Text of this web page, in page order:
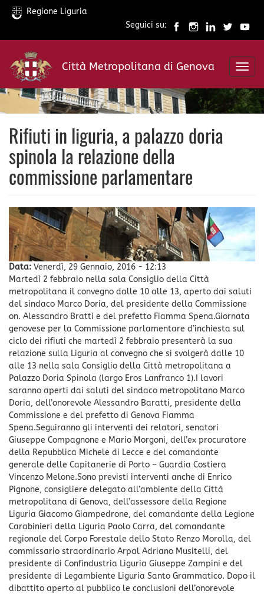
Salta
contenuto
principale
Regione Liguria
Seguici su:
Città Metropolitana di Genova
Rifiuti in liguria, a palazzo doria
spinola la relazione della
commissione parlamentare
Data: Venerdì, 29 Gennaio, 2016 - 12:13
Martedì 2 febbraio nella sala Consiglio della Città
metropolitana il convegno dalle 10 alle 13, aperto dai saluti
del sindaco Marco Doria, del presidente della Commissione
on. Alessandro Bratti e del prefetto Fiamma Spena.Giornata
genovese per la Commissione parlamentare d’inchiesta sul
ciclo dei rifiuti che martedì 2 febbraio presenterà la sua
relazione sulla Liguria al convegno che si svolgerà dalle 10
alle 13 nella sala Consiglio della Città metropolitana a
Palazzo Doria Spinola (largo Eros Lanfranco 1).I lavori
saranno aperti dai saluti del sindaco metropolitano Marco
Doria, dell’onorevole Alessandro Baratti, presidente della
Commissione e del prefetto di Genova Fiamma
Spena.Seguiranno gli interventi dei relatori, senatori
Giuseppe Compagnone e Mario Morgoni, dell’ex procuratore
della Repubblica Michele di Lecce e del comandante
generale delle Capitanerie di Porto – Guardia Costiera
Vincenzo Melone.Sono previsti interventi anche di Enrico
Pignone, consigliere delegato all’ambiente della Città
metropolitana di Genova, dell’assessore della Regione
Liguria Giacomo Giampedrone, del comandante della Legione
Carabinieri della Liguria Paolo Carra, del comandante
regionale del Corpo Forestale dello Stato Renzo Morolla, del
commissario straordinario Arpal Adriano Musitelli, del
presidente di Confindustria Liguria Giuseppe Zampini e del
presidente di Legambiente Liguria Santo Grammatico. Dopo il
dibattito aperto al pubblico le conclusioni dell’onorevole